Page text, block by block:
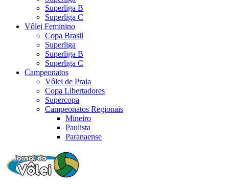
Superliga B
Superliga C
Vôlei Feminino
Copa Brasil
Superliga
Superliga B
Superliga C
Campeonatos
Vôlei de Praia
Copa Libertadores
Supercopa
Campeonatos Regionais
Mineiro
Paulista
Paranaense